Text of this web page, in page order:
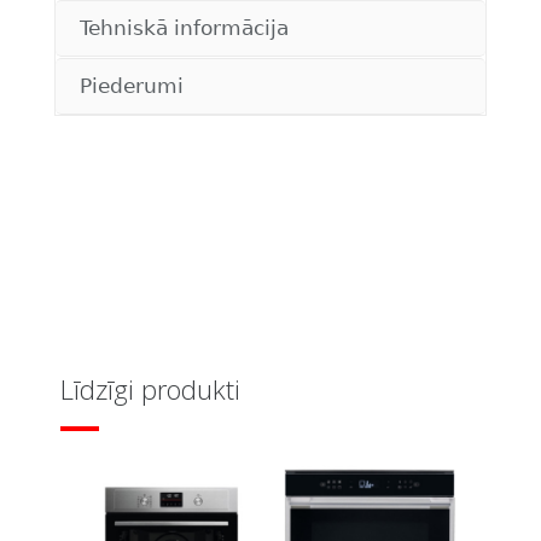
Tehniskā informācija
Piederumi
Līdzīgi produkti